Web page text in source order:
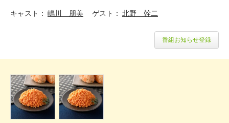
キャスト 嶋川 朋美 ゲスト 北野 幹二
番組お知らせ登録